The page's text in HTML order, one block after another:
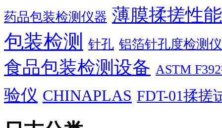
药品包装检测仪器 薄膜揉搓性
包装检测 针孔 铝箔针孔度检测
食品包装检测设备 ASTM
验仪 CHINAPLAS FDT-01揉搓